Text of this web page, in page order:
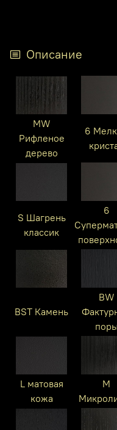
Описание
MW
Рифленое
дерево
6
S Шагрень
классик
6
BST Камень
BW
поры
L матовая
кожа
M